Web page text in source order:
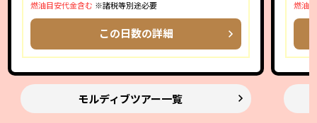
燃油目安代金含む ※諸税等別途必要
この日数の詳細
モルディブツアー一覧
燃油